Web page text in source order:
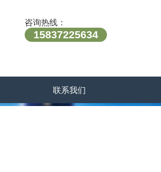
咨询热线：
15837225634
联系我们